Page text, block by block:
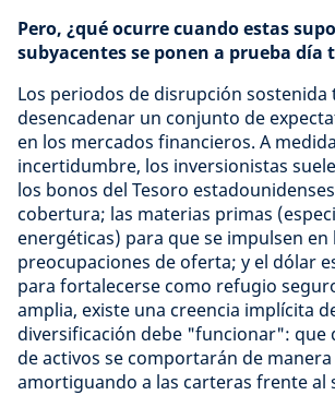
Pero, ¿qué ocurre cuando estas
subyacentes se ponen a prueba día
Los periodos de disrupción sostenida
desencadenar un conjunto de
en los mercados financieros. A
incertidumbre, los inversionistas
los bonos del Tesoro
cobertura; las materias primas
energéticas) para que se impulsen en
preocupaciones de oferta; y el dólar
para fortalecerse como refugio
amplia, existe una creencia implícita
diversificación debe "funcionar": que
de activos se comportarán de
amortiguando a las carteras frente al